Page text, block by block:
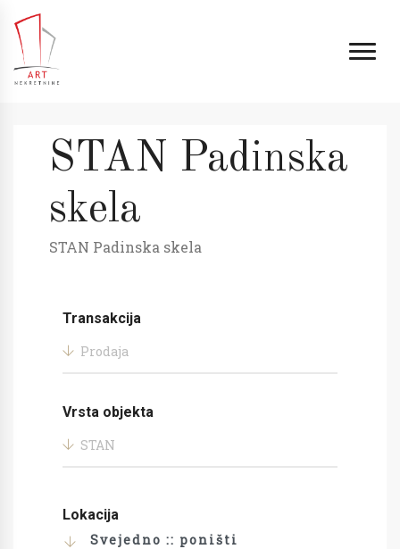
STAN Padinska
skela
STAN Padinska skela
Transakcija
Prodaja
Vrsta objekta
STAN
Lokacija
Svejedno :: poništi